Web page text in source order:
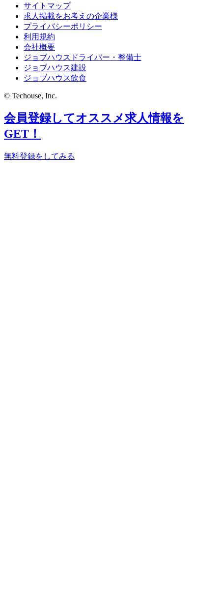
サイトマップ
求人掲載をお考えの企業様
プライバシーポリシー
利用規約
会社概要
ジョブハウスドライバー・整備士
ジョブハウス建設
ジョブハウス飲食
© Techouse, Inc.
会員登録してオススメ求人情報を
GET！
無料登録をしてみる